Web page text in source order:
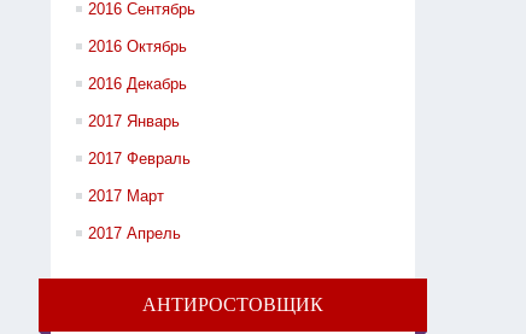
2016 Сентябрь
2016 Октябрь
2016 Декабрь
2017 Январь
2017 Февраль
2017 Март
2017 Апрель
АНТИРОСТОВЩИК